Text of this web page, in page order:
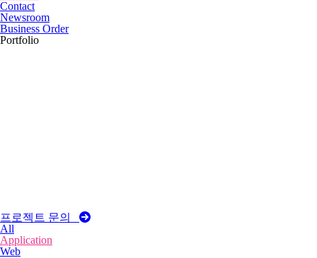
Contact
Newsroom
Business Order
Portfolio
프로젝트 문의
All
Application
Web